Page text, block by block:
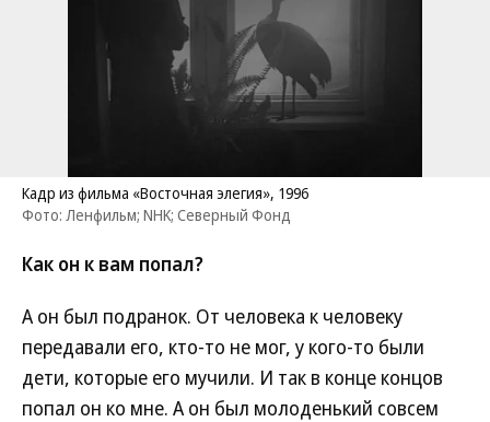
Кадр из фильма «Восточная элегия», 1996
Фото: Ленфильм; NHK; Северный Фонд
Как он к вам попал?
А он был подранок. От человека к человеку
передавали его, кто-то не мог, у кого-то были
дети, которые его мучили. И так в конце концов
попал он ко мне. А он был молоденький совсем